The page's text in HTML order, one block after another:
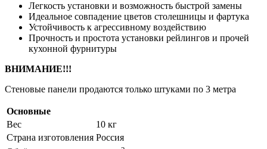
Легкость установки и возможность быстрой замены
Идеальное совпадение цветов столешницы и фартука
Устойчивость к агрессивному воздействию
Прочность и простота установки рейлингов и прочей
кухонной фурнитуры
ВНИМАНИЕ!!!
Стеновые панели продаются только штуками по 3 метра
Основные
Вес
10 кг
Страна изготовления Россия